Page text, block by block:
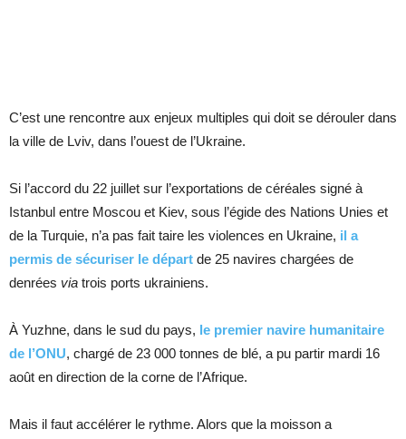
C’est une rencontre aux enjeux multiples qui doit se dérouler dans
la ville de Lviv, dans l’ouest de l’Ukraine.
Si l’accord du 22 juillet sur l’exportations de céréales signé à
Istanbul entre Moscou et Kiev, sous l’égide des Nations Unies et
de la Turquie, n’a pas fait taire les violences en Ukraine, il a
permis de sécuriser le départ de 25 navires chargées de
denrées via trois ports ukrainiens.
À Yuzhne, dans le sud du pays, le premier navire humanitaire
de l’ONU, chargé de 23 000 tonnes de blé, a pu partir mardi 16
août en direction de la corne de l’Afrique.
Mais il faut accélérer le rythme. Alors que la moisson a